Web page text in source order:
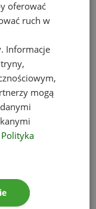
Fit for
cen za emisję
Tzw.
w kosztach
Europy do
oferować
ruch w
Informacje
mogą
Polityka